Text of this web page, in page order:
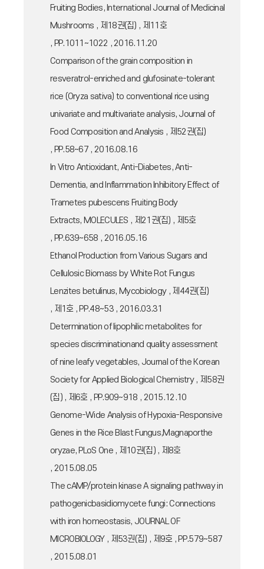
Fruiting Bodies, International Journal of Medicinal
Mushrooms , 제18권(집) , 제11호
, PP.1011~1022 , 2016.11.20
Comparison of the grain composition in
resveratrol-enriched and glufosinate-tolerant
rice (Oryza sativa) to conventional rice using
univariate and multivariate analysis, Journal of
Food Composition and Analysis , 제52권(집)
, PP.58~67 , 2016.08.16
In Vitro Antioxidant, Anti-Diabetes, Anti-
Dementia, and Inflammation Inhibitory Effect of
Trametes pubescens Fruiting Body
Extracts, MOLECULES , 제21권(집) , 제5호
, PP.639~658 , 2016.05.16
Ethanol Production from Various Sugars and
Cellulosic Biomass by White Rot Fungus
Lenzites betulinus, Mycobiology , 제44권(집)
, 제1호 , PP.48~53 , 2016.03.31
Determination of lipophilic metabolites for
species discriminationand quality assessment
of nine leafy vegetables, Journal of the Korean
Society for Applied Biological Chemistry , 제58권
(집) , 제6호 , PP.909~918 , 2015.12.10
Genome-Wide Analysis of Hypoxia-Responsive
Genes in the Rice Blast Fungus,Magnaporthe
oryzae, PLoS One , 제10권(집) , 제8호
, 2015.08.05
The cAMP/protein kinase A signaling pathway in
pathogenicbasidiomycete fungi: Connections
with iron homeostasis, JOURNAL OF
MICROBIOLOGY , 제53권(집) , 제9호 , PP.579~587
, 2015.08.01